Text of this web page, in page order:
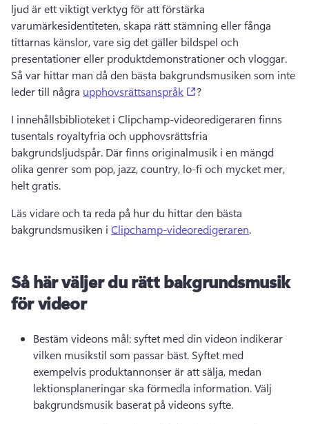
ljud är ett viktigt verktyg för att förstärka
varumärkesidentiteten, skapa rätt stämning eller fånga
tittarnas känslor, vare sig det gäller bildspel och
Så var hittar man då den bästa bakgrundsmusiken som inte
leder till några upphovsrättsanspråk (opens in a new tab)
?
I innehållsbiblioteket i Clipchamp-videoredigeraren finns
tusentals royaltyfria och upphovsrättsfria
bakgrundsljudspår. Där finns originalmusik i en mängd
olika genrer som pop, jazz, country, lo-fi och mycket mer,
helt gratis.
Läs vidare och ta reda på hur du hittar den bästa
bakgrundsmusiken i Clipchamp-videoredigeraren.
Så här väljer du rätt bakgrundsmusik
för videor
Bestäm videons mål: syftet med din videon indikerar
vilken musikstil som passar bäst. Syftet med
exempelvis produktannonser är att sälja, medan
lektionsplaneringar ska förmedla information. Välj
bakgrundsmusik baserat på videons syfte.